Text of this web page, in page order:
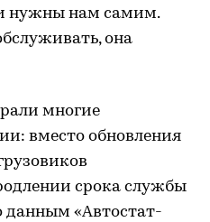
нужны нам самим.
она
многие
вместо обновления
срока службы
«Автостат-